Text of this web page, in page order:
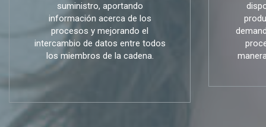
suministro, aportando
información acerca de los
procesos y mejorando el
intercambio de datos entre todos
los miembros de la cadena.